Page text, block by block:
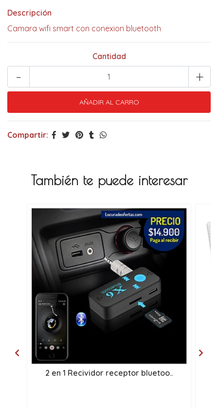
Descripción
Camara wifi smart con conexion bluetooth
Cantidad
+
-
Compartir:
También te puede interesar
2 en 1 Recividor receptor bluetoo..